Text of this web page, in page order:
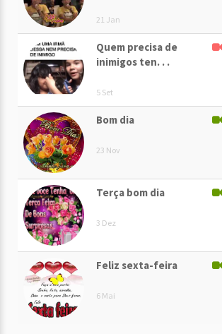
21 Jan
Quem precisa de
inimigos ten. . .
5 Set
Bom dia
23 Nov
Terça bom dia
3 Dez
Feliz sexta-feira
6 Mai